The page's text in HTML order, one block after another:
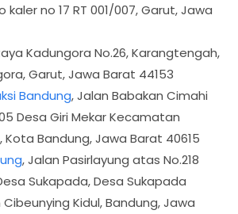
kaler no 17 RT 001/007, Garut, Jawa
Kadungora No.26, Karangtengah,
Garut, Jawa Barat 44153
Bandung, Jalan Babakan Cimahi
Desa Giri Mekar Kecamatan
Kota Bandung, Jawa Barat 40615
, Jalan Pasirlayung atas No.218
Sukapada, Desa Sukapada
Kidul, Bandung, Jawa